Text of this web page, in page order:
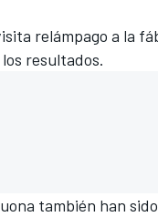
relámpago a la
resultados.
también han